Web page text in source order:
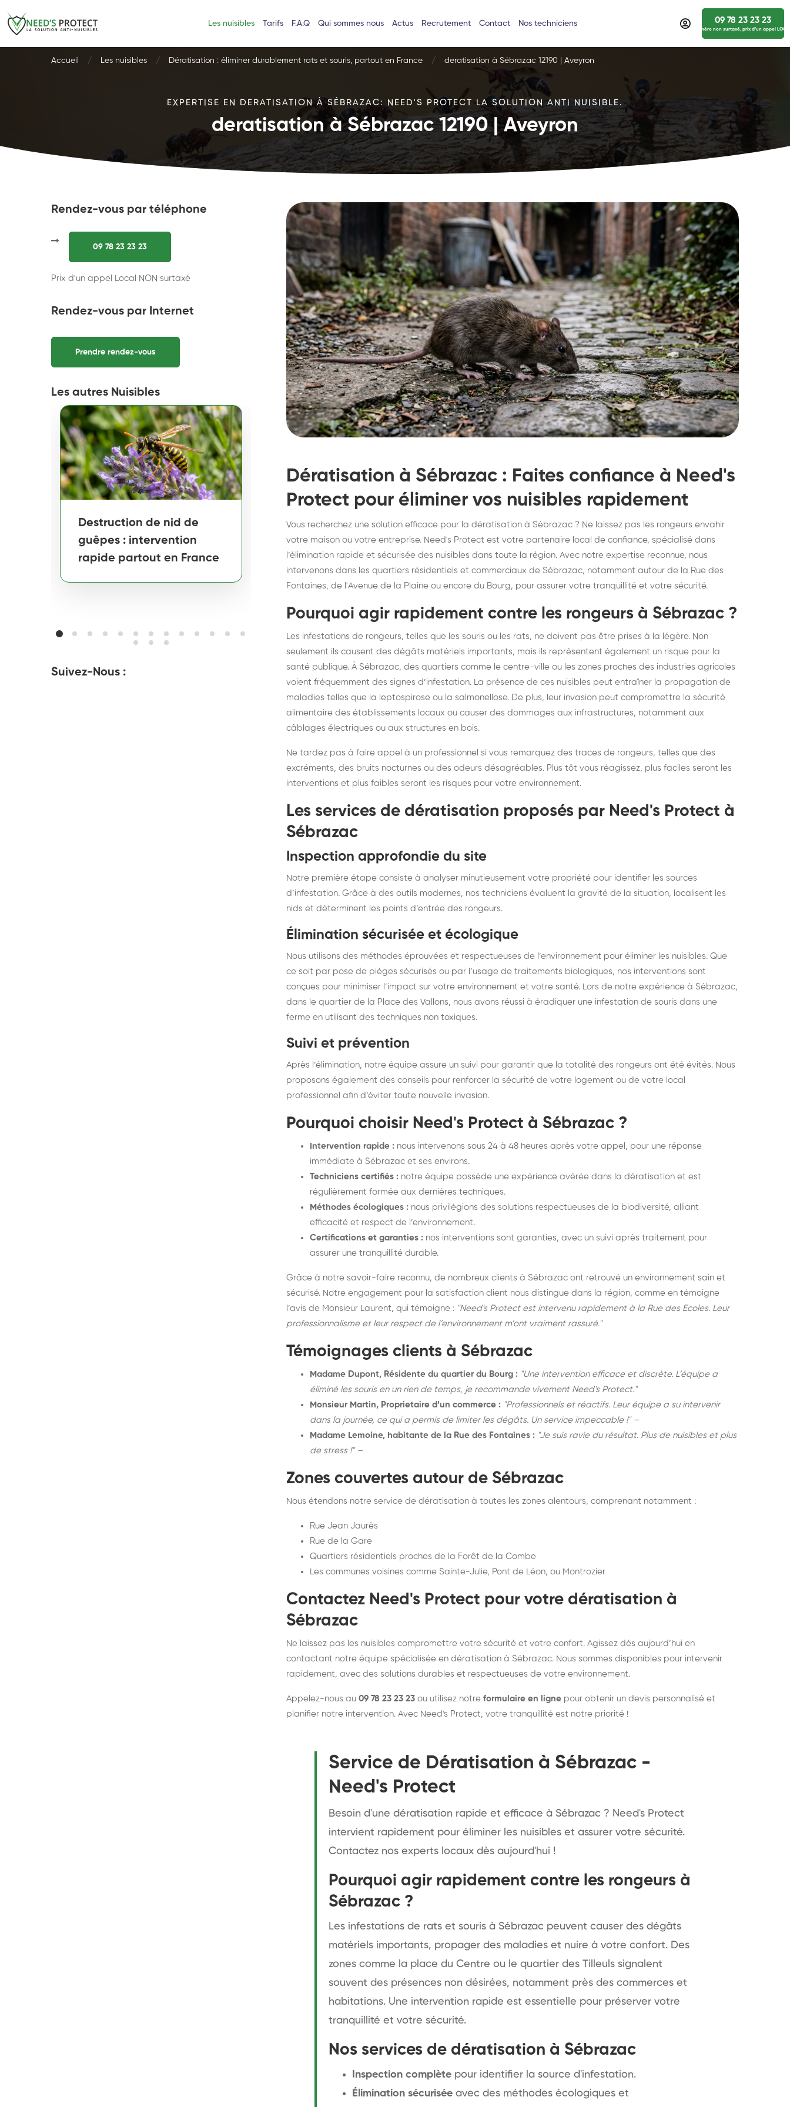
Les nuisibles Tarifs F.A.Q Qui sommes nous Actus Recrutement Contact Nos techniciens 09 78 23 23 23
numéro non surtaxé, prix d’un appel
Accueil Les nuisibles Dératisation : éliminer durablement rats et souris, partout en France deratisation à Sébrazac 12190 | Aveyron
EXPERTISE EN DERATISATION À SÉBRAZAC: NEED'S PROTECT LA SOLUTION ANTI NUISIBLE.
deratisation à Sébrazac 12190 | Aveyron
Rendez-vous par téléphone
09 78 23 23 23
Prix d'un appel Local NON surtaxé
Rendez-vous par Internet
Prendre rendez-vous
Les autres Nuisibles
Destruction de nid de
guêpes : intervention
rapide partout en France
Destruction de nid de
frelons : intervention
rapide partout en France
Destruction de nid de
frelons asiatiques :
intervention partout en
France
Suivez-Nous :
Dératisation à Sébrazac : Faites confiance à Need's
Protect pour éliminer vos nuisibles rapidement
Vous recherchez une solution efficace pour la dératisation à Sébrazac ? Ne laissez pas les rongeurs envahir
votre maison ou votre entreprise. Need's Protect est votre partenaire local de confiance, spécialisé dans
l’élimination rapide et sécurisée des nuisibles dans toute la région. Avec notre expertise reconnue, nous
intervenons dans les quartiers résidentiels et commerciaux de Sébrazac, notamment autour de la Rue des
Fontaines, de l'Avenue de la Plaine ou encore du Bourg, pour assurer votre tranquillité et votre sécurité.
Pourquoi agir rapidement contre les rongeurs à Sébrazac ?
Les infestations de rongeurs, telles que les souris ou les rats, ne doivent pas être prises à la légère. Non
seulement ils causent des dégâts matériels importants, mais ils représentent également un risque pour la
santé publique. À Sébrazac, des quartiers comme le centre-ville ou les zones proches des industries agricoles
voient fréquemment des signes d’infestation. La présence de ces nuisibles peut entraîner la propagation de
maladies telles que la leptospirose ou la salmonellose. De plus, leur invasion peut compromettre la sécurité
alimentaire des établissements locaux ou causer des dommages aux infrastructures, notamment aux
câblages électriques ou aux structures en bois.
Ne tardez pas à faire appel à un professionnel si vous remarquez des traces de rongeurs, telles que des
excréments, des bruits nocturnes ou des odeurs désagréables. Plus tôt vous réagissez, plus faciles seront les
interventions et plus faibles seront les risques pour votre environnement.
Les services de dératisation proposés par Need's Protect à
Sébrazac
Inspection approfondie du site
Notre première étape consiste à analyser minutieusement votre propriété pour identifier les sources
d’infestation. Grâce à des outils modernes, nos techniciens évaluent la gravité de la situation, localisent les
nids et déterminent les points d’entrée des rongeurs.
Élimination sécurisée et écologique
Nous utilisons des méthodes éprouvées et respectueuses de l’environnement pour éliminer les nuisibles. Que
ce soit par pose de pièges sécurisés ou par l’usage de traitements biologiques, nos interventions sont
conçues pour minimiser l’impact sur votre environnement et votre santé. Lors de notre expérience à Sébrazac,
dans le quartier de la Place des Vallons, nous avons réussi à éradiquer une infestation de souris dans une
ferme en utilisant des techniques non toxiques.
Suivi et prévention
Après l’élimination, notre équipe assure un suivi pour garantir que la totalité des rongeurs ont été évités. Nous
proposons également des conseils pour renforcer la sécurité de votre logement ou de votre local
professionnel afin d’éviter toute nouvelle invasion.
Pourquoi choisir Need's Protect à Sébrazac ?
Intervention rapide : nous intervenons sous 24 à 48 heures après votre appel, pour une réponse
immédiate à Sébrazac et ses environs.
Techniciens certifiés : notre équipe possède une expérience avérée dans la dératisation et est
régulièrement formée aux dernières techniques.
Méthodes écologiques : nous privilégions des solutions respectueuses de la biodiversité, alliant
efficacité et respect de l’environnement.
Certifications et garanties : nos interventions sont garanties, avec un suivi après traitement pour
assurer une tranquillité durable.
Grâce à notre savoir-faire reconnu, de nombreux clients à Sébrazac ont retrouvé un environnement sain et
sécurisé. Notre engagement pour la satisfaction client nous distingue dans la région, comme en témoigne
l’avis de Monsieur Laurent, qui témoigne : "Need's Protect est intervenu rapidement à la Rue des Ecoles. Leur
professionnalisme et leur respect de l’environnement m’ont vraiment rassuré."
Témoignages clients à Sébrazac
Madame Dupont, Résidente du quartier du Bourg : "Une intervention efficace et discrète. L’équipe a
éliminé les souris en un rien de temps, je recommande vivement Need's Protect."
Monsieur Martin, Proprietaire d’un commerce : "Professionnels et réactifs. Leur équipe a su intervenir
dans la journée, ce qui a permis de limiter les dégâts. Un service impeccable !" –
Madame Lemoine, habitante de la Rue des Fontaines : "Je suis ravie du résultat. Plus de nuisibles et plus
de stress !" –
Zones couvertes autour de Sébrazac
Nous étendons notre service de dératisation à toutes les zones alentours, comprenant notamment :
Rue Jean Jaurès
Rue de la Gare
Quartiers résidentiels proches de la Forêt de la Combe
Les communes voisines comme Sainte-Julie, Pont de Léon, ou Montrozier
Contactez Need's Protect pour votre dératisation à
Sébrazac
Ne laissez pas les nuisibles compromettre votre sécurité et votre confort. Agissez dès aujourd’hui en
contactant notre équipe spécialisée en dératisation à Sébrazac. Nous sommes disponibles pour intervenir
rapidement, avec des solutions durables et respectueuses de votre environnement.
Appelez-nous au 09 78 23 23 23 ou utilisez notre formulaire en ligne pour obtenir un devis personnalisé et
planifier notre intervention. Avec Need's Protect, votre tranquillité est notre priorité !
Service de Dératisation à Sébrazac -
Need's Protect
Besoin d'une dératisation rapide et efficace à Sébrazac ? Need's Protect
intervient rapidement pour éliminer les nuisibles et assurer votre sécurité.
Contactez nos experts locaux dès aujourd'hui !
Pourquoi agir rapidement contre les rongeurs à
Sébrazac ?
Les infestations de rats et souris à Sébrazac peuvent causer des dégâts
matériels importants, propager des maladies et nuire à votre confort. Des
zones comme la place du Centre ou le quartier des Tilleuls signalent
souvent des présences non désirées, notamment près des commerces et
habitations. Une intervention rapide est essentielle pour préserver votre
tranquillité et votre sécurité.
Nos services de dératisation à Sébrazac
Inspection complète pour identifier la source d'infestation.
Élimination sécurisée avec des méthodes écologiques et